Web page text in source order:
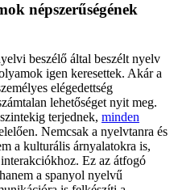
népszerűségének
beszélő által beszélt nyelv
igen keresettek. Akár a
elégedettség
lehetőséget nyit meg.
terjednek, minden
Nemcsak a nyelvtanra és
a kulturális árnyalatokra is,
Ez az átfogó
a spanyol nyelvű